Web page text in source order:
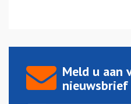
Meld u aan
nieuwsbrief